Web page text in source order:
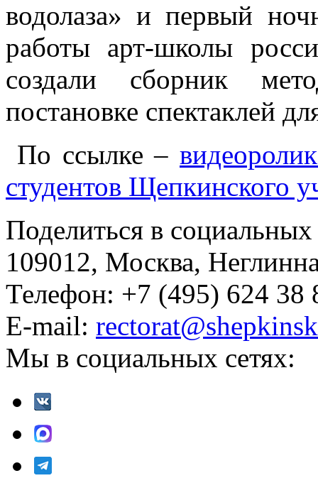
водолаза» и первый
работы арт-школы
создали сборник
постановке спектаклей
По ссылке –
студентов Щепкинского
Поделиться в социальных
109012, Москва,
Телефон: +7 (495) 624 38
E-mail:
Мы в социальных сетях: